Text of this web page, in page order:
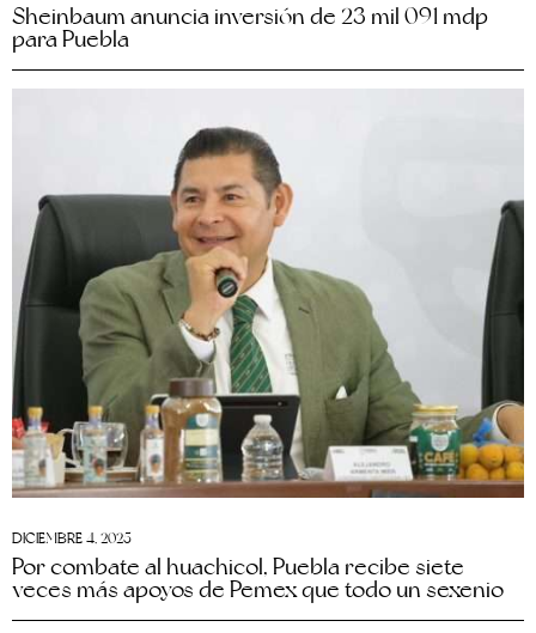
Sheinbaum anuncia inversión de 23 mil 091 mdp
para Puebla
DICIEMBRE 4, 2025
Por combate al huachicol, Puebla recibe siete
veces más apoyos de Pemex que todo un sexenio